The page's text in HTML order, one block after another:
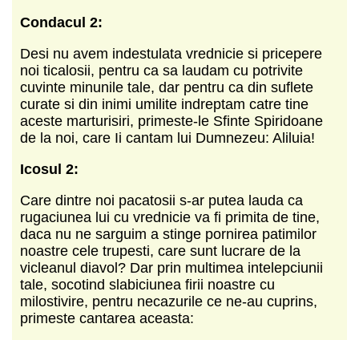
Condacul 2:
Desi nu avem indestulata vrednicie si pricepere
noi ticalosii, pentru ca sa laudam cu potrivite
cuvinte minunile tale, dar pentru ca din suflete
curate si din inimi umilite indreptam catre tine
aceste marturisiri, primeste-le Sfinte Spiridoane
de la noi, care Ii cantam lui Dumnezeu: Aliluia!
Icosul 2:
Care dintre noi pacatosii s-ar putea lauda ca
rugaciunea lui cu vrednicie va fi primita de tine,
daca nu ne sarguim a stinge pornirea patimilor
noastre cele trupesti, care sunt lucrare de la
vicleanul diavol? Dar prin multimea intelepciunii
tale, socotind slabiciunea firii noastre cu
milostivire, pentru necazurile ce ne-au cuprins,
primeste cantarea aceasta: